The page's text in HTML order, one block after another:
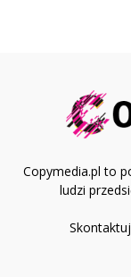
Copymedia.pl to
ludzi